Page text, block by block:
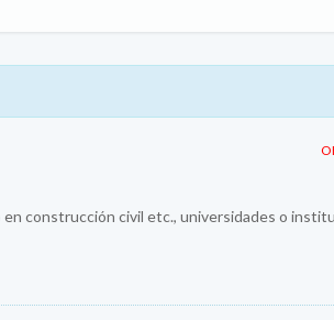
construcción civil etc., universidades o